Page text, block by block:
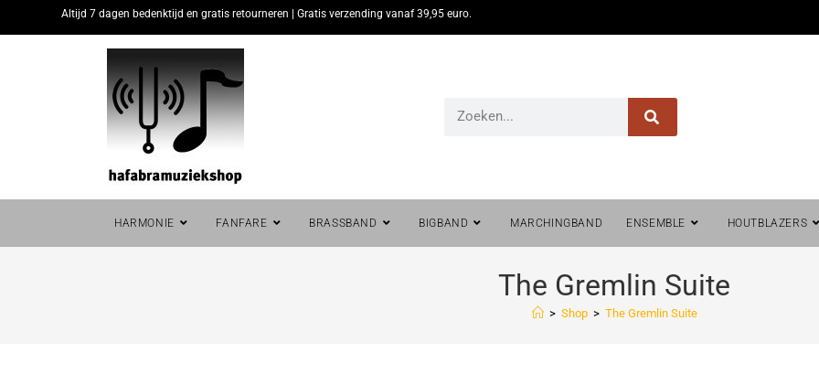
Altijd 7 dagen bedenktijd en gratis retourneren | Gratis verzending vanaf 39,95 euro.
HARMONIE FANFARE BRASSBAND BIGBAND MARCHINGBAND ENSEMBLE HOUTBLAZERS
The Gremlin Suite
> Shop > The Gremlin Suite